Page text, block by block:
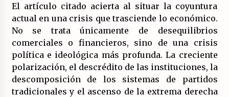
El artículo citado acierta al situar la coyuntura
actual en una crisis que trasciende lo económico.
No se trata únicamente de desequilibrios
comerciales o financieros, sino de una crisis
política e ideológica más profunda. La creciente
polarización, el descrédito de las instituciones, la
descomposición de los sistemas de partidos
tradicionales y el ascenso de la extrema derecha